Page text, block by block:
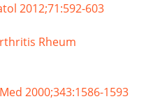
2012;71:592-603
Rheum
2000;343:1586-1593